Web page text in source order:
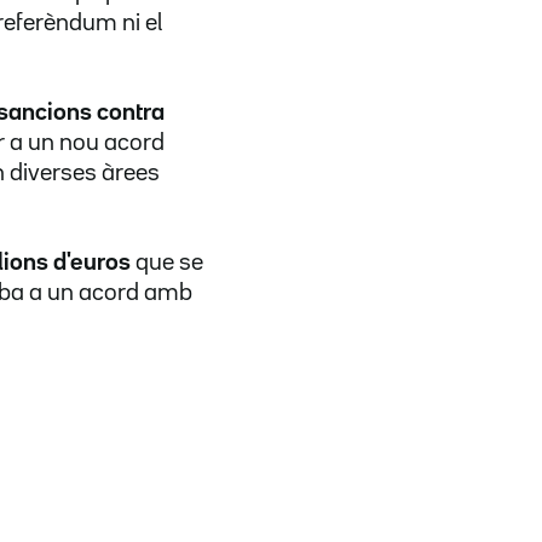
ni el
contra
a un nou acord
diverses àrees
d'euros que se
a un acord amb